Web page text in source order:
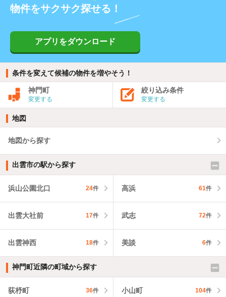
物件をサクサク探せる！
アプリをダウンロード
条件を変えて候補の物件を増やそう！
神門町
変更する
絞り込み条件
変更する
地図
地図から探す
出雲市の駅から探す
浜山公園北口 24件 高浜 61件
出雲大社前 17件 武志 72件
出雲神西 18件 美談 6件
神門町近隣の町域から探す
荻杼町 36件 小山町 104件